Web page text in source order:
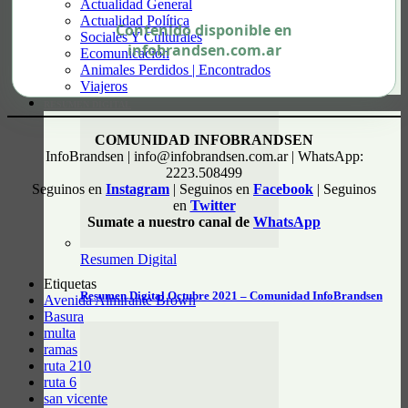
Actualidad General
Actualidad Política
Sociales Y Culturales
Ecomunicación
Animales Perdidos | Encontrados
Viajeros
Resumen Digital
Resumen Digital Octubre 2021 – Comunidad InfoBrandsen
Contenido disponible en
infobrandsen.com.ar
COMUNIDAD INFOBRANDSEN
InfoBrandsen | info@infobrandsen.com.ar | WhatsApp:
2223.508499
Seguinos en Instagram | Seguinos en Facebook | Seguinos
en Twitter
Sumate a nuestro canal de WhatsApp
Etiquetas
Avenida Almirante Brown
Basura
multa
ramas
ruta 210
ruta 6
san vicente